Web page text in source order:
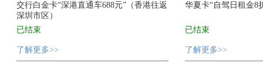
交行白金卡“深港直通车688元”（香港往返
深圳市区）
已结束
了解更多>>
华夏卡“自驾日租金8
已结束
了解更多>>